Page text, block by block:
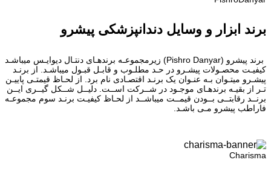
برند ابزار و وسایل دندانپزشکی پیشرو
برند پیشرو (Pishro Danyar) زیرمجموعـه برندهـای دنتـال دیوایـس میباشـد
کیفیـت محصـولات پیشـرو در حـد مطلـوب و قابـل قبـول میباشـد. از برنـد
پیشـرو میتـوان بـه عنـوان یک برنـد اقتصـادی نام برد. از لحـاظ قیمتـی پاییـن
تـر از بقیـه برندهـای موجـود در شــرکت اســت. دلیــل شــکل گیــری ایــن
برنــد رقابتــی بــودن قیمــت میباشــد از لحـاظ کیفیـت برنـد سوم مجموعـه
فاراطب پیشرو مـی باشـد.
Charisma